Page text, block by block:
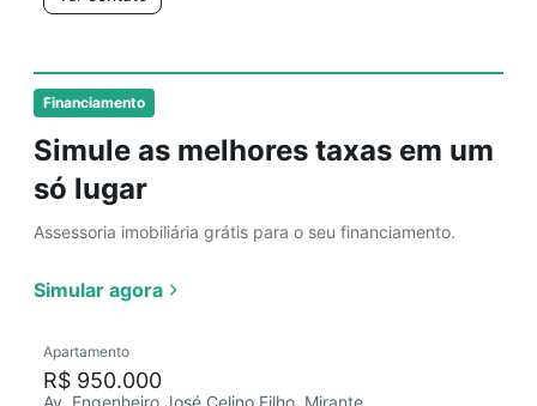
Financiamento
Simule as melhores taxas em um
só lugar
Assessoria imobiliária grátis para o seu financiamento.
Simular agora
Apartamento
R$ 950.000
Av. Engenheiro José Celino Filho, Mirante